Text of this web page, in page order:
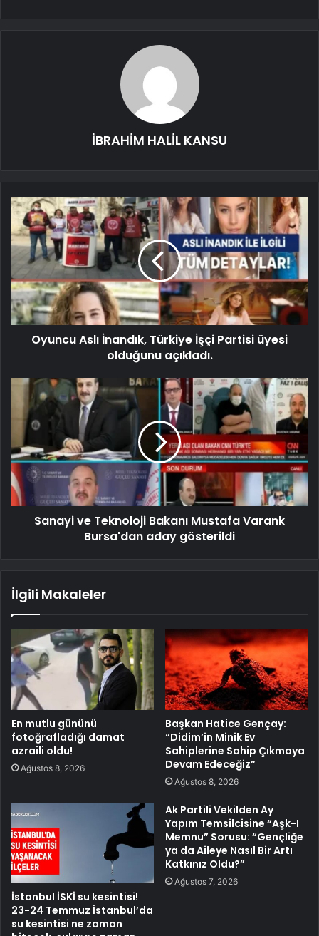
İBRAHİM HALİL KANSU
Oyuncu Aslı İnandık, Türkiye İşçi Partisi üyesi
olduğunu açıkladı.
Sanayi ve Teknoloji Bakanı Mustafa Varank
Bursa'dan aday gösterildi
İlgili Makaleler
En mutlu gününü
fotoğrafladığı damat
azraili oldu!
Ağustos 8, 2026
Başkan Hatice Gençay:
“Didim’in Minik Ev
Sahiplerine Sahip Çıkmaya
Devam Edeceğiz”
Ağustos 8, 2026
İstanbul İSKİ su kesintisi!
23-24 Temmuz İstanbul’da
su kesintisi ne zaman
Ak Partili Vekilden Ay
Yapım Temsilcisine “Aşk-I
Memnu” Sorusu: “Gençliğe
ya da Aileye Nasıl Bir Artı
Katkınız Oldu?”
Ağustos 7, 2026